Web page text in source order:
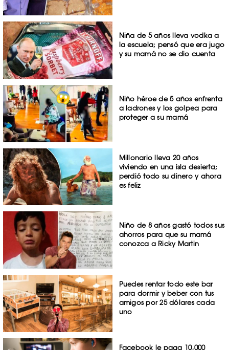
Niña de 5 años lleva vodka a
la escuela; pensó que era jugo
y su mamá no se dio cuenta
Niño héroe de 5 años enfrenta
a ladrones y los golpea para
proteger a su mamá
Millonario lleva 20 años
viviendo en una isla desierta;
perdió todo su dinero y ahora
es feliz
Niño de 8 años gastó todos sus
ahorros para que su mamá
conozca a Ricky Martin
Puedes rentar todo este bar
para dormir y beber con tus
amigos por 25 dólares cada
uno
Facebook le paga 10,000